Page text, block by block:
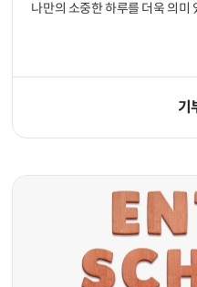
나만의 소중한 하루를 더욱 의미
기